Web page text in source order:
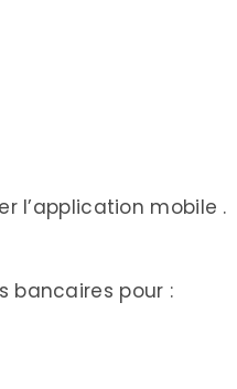
l’application mobile .
bancaires pour :